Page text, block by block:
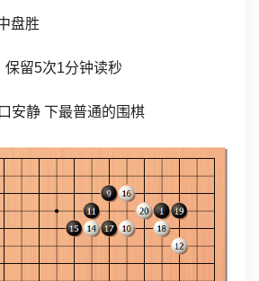
盘胜
保留5次1分钟读秒
安静 下最普通的围棋